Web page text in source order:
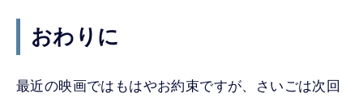
おわりに
最近の映画ではもはやお約束ですが、さいごは次回